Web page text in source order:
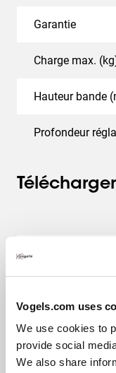
Vogels.com uses
We use cookies to
provide social
We also share
Garantie
Charge max.
Hauteur bande
Profondeur
Flyer produit